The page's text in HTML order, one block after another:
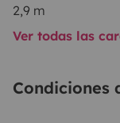
2,9 m
Ver todas las
Condiciones